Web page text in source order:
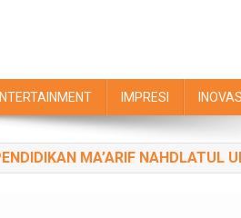
IMPRESI INOVASI
MA’ARIF NAHDLATUL